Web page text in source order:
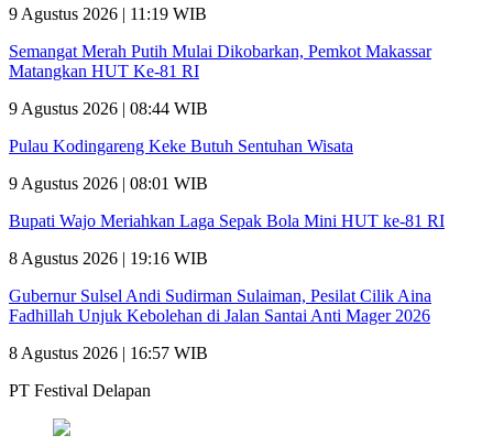
9 Agustus 2026 | 11:19 WIB
Semangat Merah Putih Mulai Dikobarkan, Pemkot Makassar
Matangkan HUT Ke-81 RI
9 Agustus 2026 | 08:44 WIB
Pulau Kodingareng Keke Butuh Sentuhan Wisata
9 Agustus 2026 | 08:01 WIB
Bupati Wajo Meriahkan Laga Sepak Bola Mini HUT ke-81 RI
8 Agustus 2026 | 19:16 WIB
Gubernur Sulsel Andi Sudirman Sulaiman, Pesilat Cilik Aina
Fadhillah Unjuk Kebolehan di Jalan Santai Anti Mager 2026
8 Agustus 2026 | 16:57 WIB
PT Festival Delapan